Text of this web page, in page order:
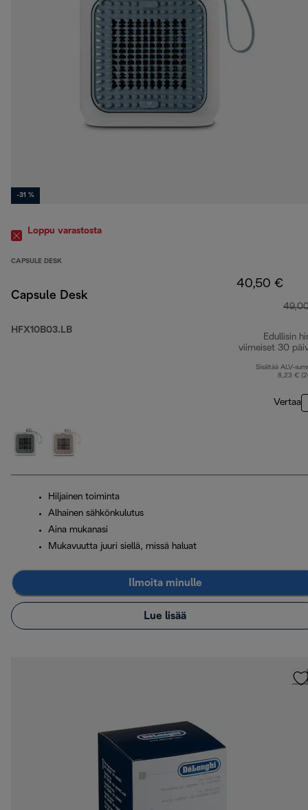
-31 %
Loppu varastosta
CAPSULE DESK
Capsule Desk
HFX10B03.LB
40,50 €
Edullisin
viimeiset 30
Sisältää ALV-
8,23 €
Vertaa
Hiljainen toiminta
Alhainen sähkönkulutus
Aina mukanasi
Mukavuutta juuri siellä, missä haluat
Ilmoita minulle
Lue lisää